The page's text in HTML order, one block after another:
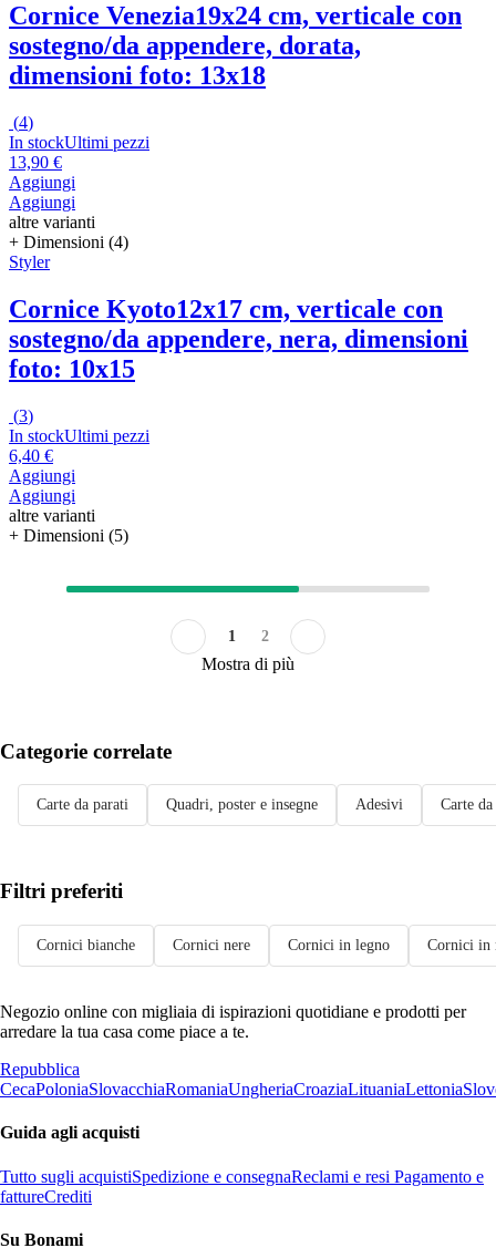
Cornice Venezia19x24 cm, verticale con
sostegno/da appendere, dorata,
dimensioni foto: 13x18
(4)
In stockUltimi pezzi
13,90 €
Aggiungi
Aggiungi
altre varianti
+ Dimensioni (4)
Styler
Cornice Kyoto12x17 cm, verticale con
sostegno/da appendere, nera, dimensioni
foto: 10x15
(3)
In stockUltimi pezzi
6,40 €
Aggiungi
Aggiungi
altre varianti
+ Dimensioni (5)
1 2
Mostra di più
Categorie correlate
Carte da parati Quadri, poster e insegne Adesivi Carte
Filtri preferiti
Cornici bianche Cornici nere Cornici in legno Cornici in
Negozio online con migliaia di ispirazioni quotidiane e prodotti per
arredare la tua casa come piace a te.
Repubblica
CecaPoloniaSlovacchiaRomaniaUngheriaCroaziaLituaniaLettonia
Guida agli acquisti
Tutto sugli acquistiSpedizione e consegnaReclami e resi Pagamento e
fattureCrediti
Su Bonami